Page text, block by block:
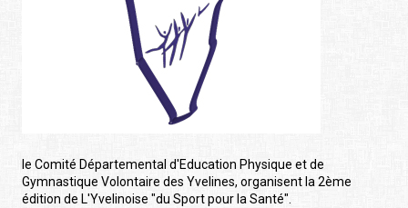
le Comité Départemental d'Education Physique et de
Gymnastique Volontaire des Yvelines, organisent la 2ème
édition de L'Yvelinoise "du Sport pour la Santé".